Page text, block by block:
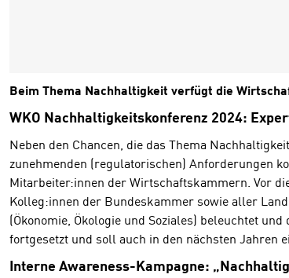
Beim Thema Nachhaltigkeit verfügt die
WKO Nachhaltigkeitskonferenz 2024:
Neben den Chancen, die das Thema
zunehmenden (regulatorischen) Anforderungen
Mitarbeiter:innen der Wirtschaftskammern. Vor
Kolleg:innen der Bundeskammer sowie aller
(Ökonomie, Ökologie und Soziales) beleuchtet
fortgesetzt und soll auch in den nächsten Jahren
Interne Awareness­-Kampagne: